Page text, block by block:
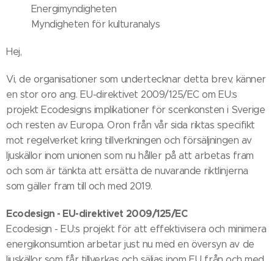
Energimyndigheten
Myndigheten för kulturanalys
Hej,
Vi, de organisationer som undertecknar detta brev, känner
en stor oro ang. EU-direktivet 2009/125/EC om EU:s
projekt Ecodesigns implikationer för scenkonsten i Sverige
och resten av Europa. Oron från vår sida riktas specifikt
mot regelverket kring tillverkningen och försäljningen av
ljuskällor inom unionen som nu håller på att arbetas fram
och som är tänkta att ersätta de nuvarande riktlinjerna
som gäller fram till och med 2019.
Ecodesign - EU-direktivet 2009/125/EC
Ecodesign - EU:s projekt för att effektivisera och minimera
energikonsumtion arbetar just nu med en översyn av de